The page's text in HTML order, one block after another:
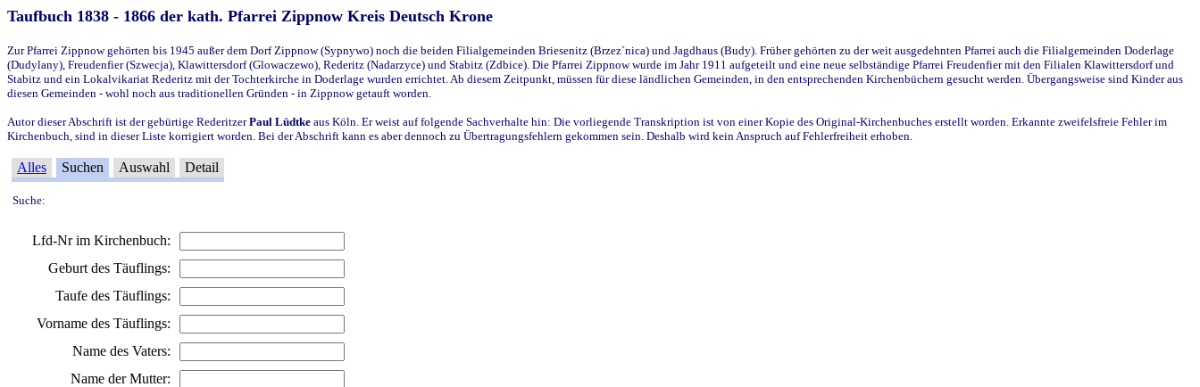
Taufbuch 1838 - 1866 der kath. Pfarrei Zippnow Kreis Deutsch Krone
Zur Pfarrei Zippnow gehörten bis 1945 außer dem Dorf Zippnow (Sypnywo) noch die beiden Filialgemeinden Briesenitz (Brzez`nica) und Jagdhaus (Budy). Früher gehörten zu der weit ausgedehnten Pfarrei auch die Filialgemeinden Doderlage
(Dudylany), Freudenfier (Szwecja), Klawittersdorf (Glowaczewo), Rederitz (Nadarzyce) und Stabitz (Zdbice). Die Pfarrei Zippnow wurde im Jahr 1911 aufgeteilt und eine neue selbständige Pfarrei Freudenfier mit den Filialen Klawittersdorf und
Stabitz und ein Lokalvikariat Rederitz mit der Tochterkirche in Doderlage wurden errichtet. Ab diesem Zeitpunkt, müssen für diese ländlichen Gemeinden, in den entsprechenden Kirchenbüchern gesucht werden. Übergangsweise sind Kinder aus
diesen Gemeinden - wohl noch aus traditionellen Gründen - in Zippnow getauft worden.
Autor dieser Abschrift ist der gebürtige RederitzerPaul Lüdtke aus Köln. Er weist auf folgende Sachverhalte hin: Die vorliegende Transkription ist von einer Kopie des Original-Kirchenbuches erstellt worden. Erkannte zweifelsfreie Fehler im
Kirchenbuch, sind in dieser Liste korrigiert worden. Bei der Abschrift kann es aber dennoch zu Übertragungsfehlern gekommen sein. Deshalb wird kein Anspruch auf Fehlerfreiheit erhoben.
Alles Suchen Auswahl Detail
Suche:
Lfd-Nr im Kirchenbuch:
Geburt des Täuflings:
Taufe des Täuflings:
Vorname des Täuflings:
Name des Vaters:
Name der Mutter: